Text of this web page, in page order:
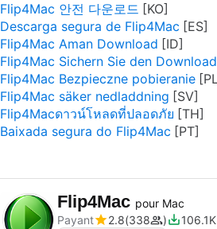
Flip4Mac 안전 다운로드
Descarga segura de Flip4Mac
Flip4Mac Aman Download
Flip4Mac Sichern Sie den Download
Flip4Mac Bezpieczne pobieranie
Flip4Mac säker nedladdning
Flip4Macดาวน์โหลดที่ปลอดภัย
Baixada segura do Flip4Mac
Flip4Mac pour Mac
Payant
2.8 338
106.1K